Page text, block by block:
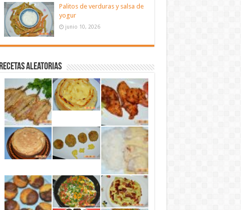
Palitos de verduras y salsa de
yogur
junio 10, 2026
Recetas aleatorias